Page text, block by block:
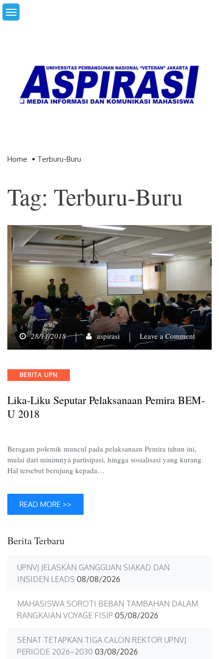
Skip
to
Home Terburu-Buru
Tag: Terburu-Buru
28/11/2018 aspirasi Leave a Commenton
BEM-
Categories
BERITA UPN
Lika-Liku Seputar Pelaksanaan Pemira BEM-
U 2018
Beragam polemik muncul pada pelaksanaan Pemira tahun ini,
mulai dari minimnya partisipasi, hingga sosialisasi yang kurang.
Hal tersebut berujung kepada…
READ MORE >>
Berita Terbaru
UPNVJ JELASKAN GANGGUAN SIAKAD DAN
INSIDEN LEADS 08/08/2026
MAHASISWA SOROTI BEBAN TAMBAHAN DALAM
RANGKAIAN VOYAGE FISIP 05/08/2026
SENAT TETAPKAN TIGA CALON REKTOR UPNVJ
PERIODE 2026–2030 03/08/2026